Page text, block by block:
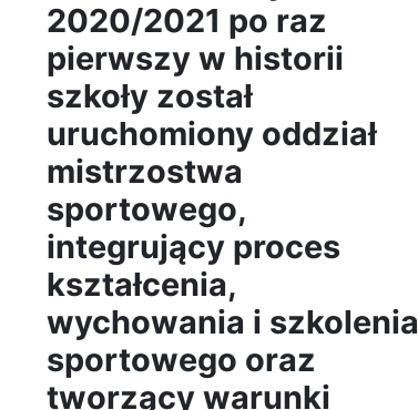
2020/2021 po raz
pierwszy w historii
szkoły został
uruchomiony oddział
mistrzostwa
sportowego,
integrujący proces
kształcenia,
wychowania i szkolenia
sportowego oraz
tworzący warunki